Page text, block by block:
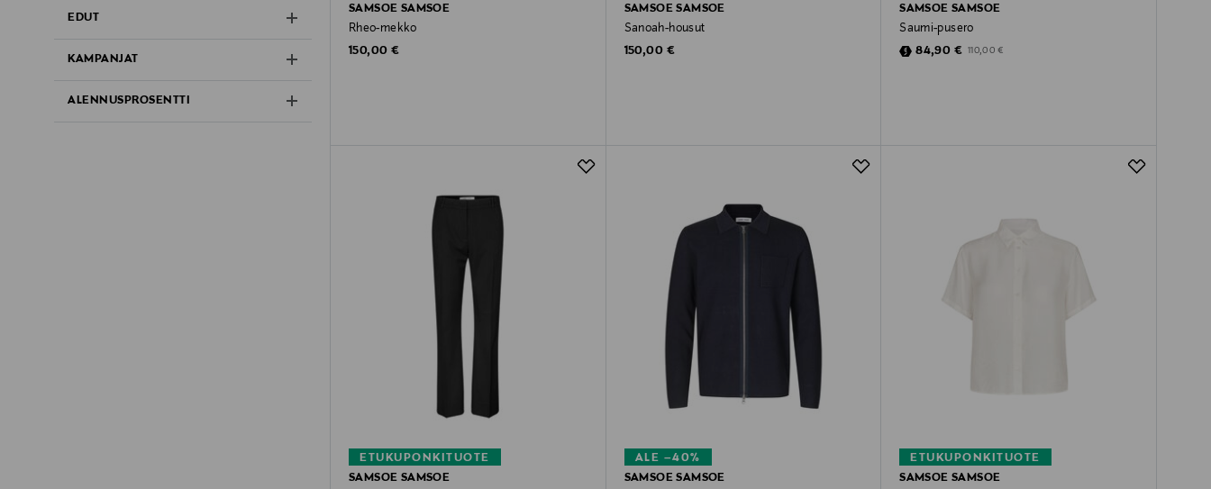
EDUT
KAMPANJAT
ALENNUSPROSENTTI
SAMSOE SAMSOE
Rheo-mekko
Original Price
150,00 €
SAMSOE SAMSOE
Sanoah-housut
Original Price
150,00 €
SAMSOE SAMSOE
Saumi-pusero
Discounted Price
84,90 € Original Price
110,00 €
ETUKUPONKITUOTE
SAMSOE SAMSOE
ALE –40%
SAMSOE SAMSOE
ETUKUPONKITUOTE
SAMSOE SAMSOE